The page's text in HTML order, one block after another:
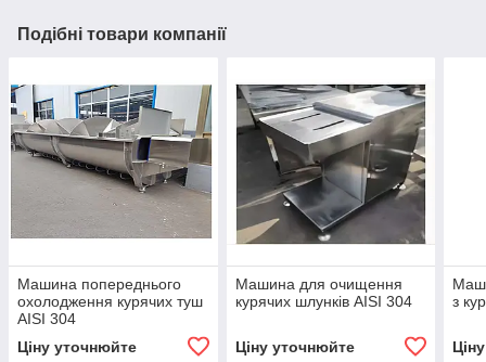
Подібні товари компанії
Машина попереднього
охолодження курячих туш
AISI 304
Ціну уточнюйте
Машина для очищення
курячих шлунків AISI 304
Ціну уточнюйте
з